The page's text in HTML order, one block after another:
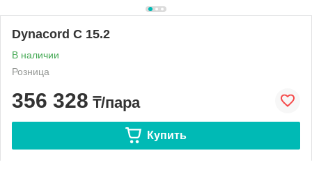
Dynacord C 15.2
В наличии
Розница
356 328 ₸/пара
Купить